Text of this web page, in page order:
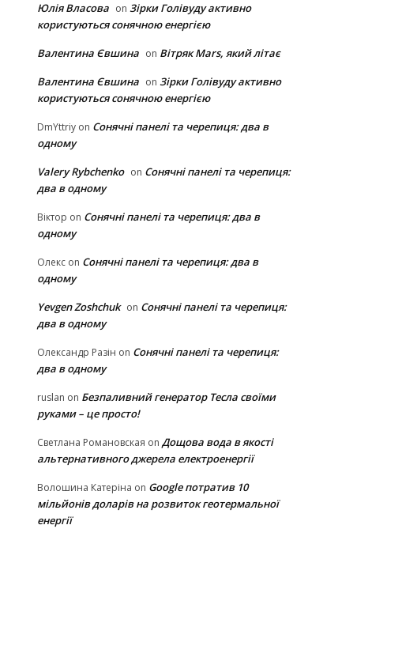
Юлія Власова on Зірки Голівуду активно
користуються сонячною енергією
Валентина Євшина on Вітряк Mars, який літає
Валентина Євшина on Зірки Голівуду активно
користуються сонячною енергією
DmYttriy on Сонячні панелі та черепиця: два в
одному
Valery Rybchenko on Сонячні панелі та черепиця:
два в одному
Віктор on Сонячні панелі та черепиця: два в
одному
Олекс on Сонячні панелі та черепиця: два в
одному
Yevgen Zoshchuk on Сонячні панелі та черепиця:
два в одному
Олександр Разін on Сонячні панелі та черепиця:
два в одному
ruslan on Безпаливний генератор Тесла своїми
руками – це просто!
Светлана Романовская on Дощова вода в якості
альтернативного джерела електроенергії
Волошина Катеріна on Google потратив 10
мільйонів доларів на розвиток геотермальної
енергії